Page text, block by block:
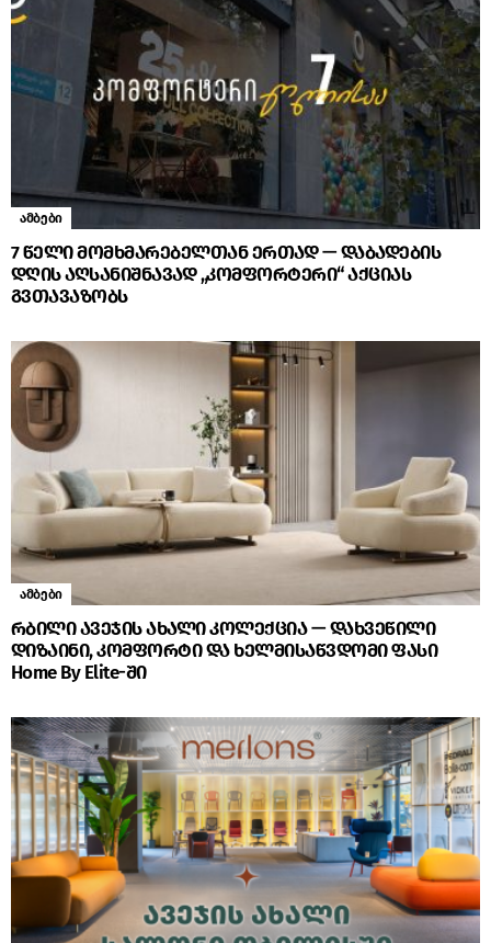
ამბები
7 წელი მომხმარებელთან ერთად — დაბადების
დღის აღსანიშნავად „კომფორტერი“ აქციას
გვთავაზობს
ამბები
რბილი ავეჯის ახალი კოლექცია — დახვეწილი
დიზაინი, კომფორტი და ხელმისაწვდომი ფასი
Home By Elite-ში